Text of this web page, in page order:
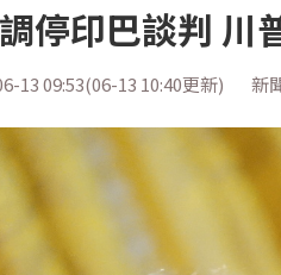
停印巴談判 川
13 09:53(06-13 10:40更新) 新